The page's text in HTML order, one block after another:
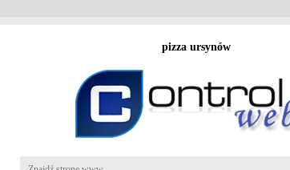
pizza ursynów